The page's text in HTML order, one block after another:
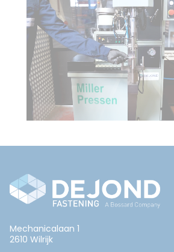
Mechanicalaan 1
2610 Wilrijk